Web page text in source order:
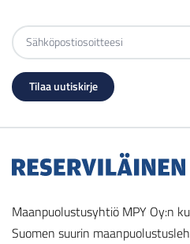
Maanpuolustusyhtiö MPY Oy:n
Suomen suurin